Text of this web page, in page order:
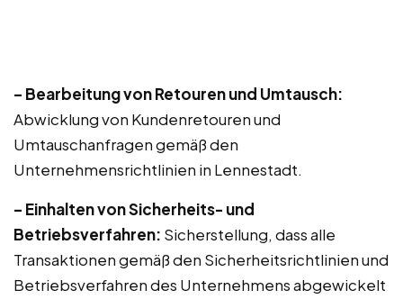
– Bearbeitung von Retouren und Umtausch:
Abwicklung von Kundenretouren und
Umtauschanfragen gemäß den
Unternehmensrichtlinien in Lennestadt.
– Einhalten von Sicherheits- und
Betriebsverfahren: Sicherstellung, dass alle
Transaktionen gemäß den Sicherheitsrichtlinien und
Betriebsverfahren des Unternehmens abgewickelt